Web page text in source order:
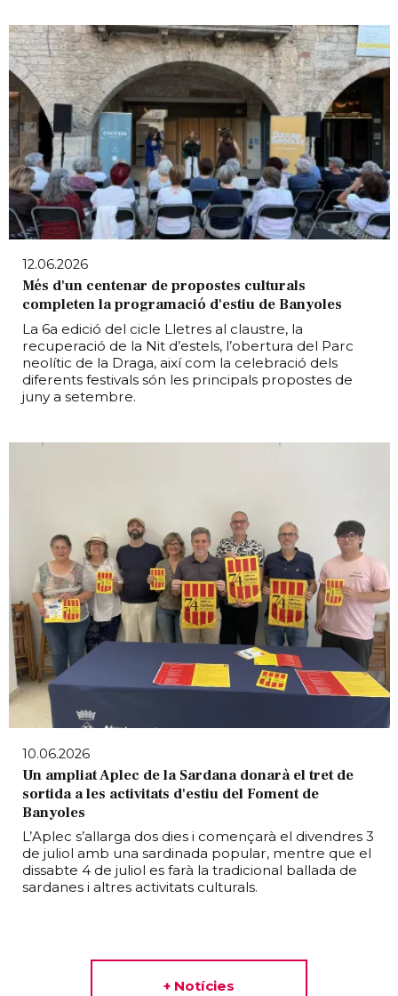
12.06.2026
Més d'un centenar de propostes culturals
completen la programació d'estiu de Banyoles
La 6a edició del cicle Lletres al claustre, la
recuperació de la Nit d’estels, l’obertura del Parc
neolític de la Draga, així com la celebració dels
diferents festivals són les principals propostes de
juny a setembre.
10.06.2026
Un ampliat Aplec de la Sardana donarà el tret de
sortida a les activitats d'estiu del Foment de
Banyoles
L’Aplec s’allarga dos dies i començarà el divendres 3
de juliol amb una sardinada popular, mentre que el
dissabte 4 de juliol es farà la tradicional ballada de
sardanes i altres activitats culturals.
+ Notícies